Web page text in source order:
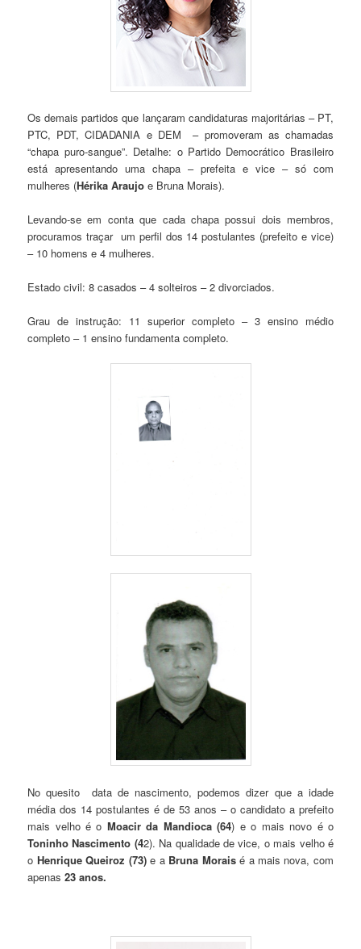
Os demais partidos que lançaram candidaturas majoritárias – PT,
PTC, PDT, CIDADANIA e DEM – promoveram as chamadas
“chapa puro-sangue”. Detalhe: o Partido Democrático Brasileiro
está apresentando uma chapa – prefeita e vice – só com
mulheres (Hérika Araujo e Bruna Morais).
Levando-se em conta que cada chapa possui dois membros,
procuramos traçar um perfil dos 14 postulantes (prefeito e vice)
– 10 homens e 4 mulheres.
Estado civil: 8 casados – 4 solteiros – 2 divorciados.
Grau de instrução: 11 superior completo – 3 ensino médio
completo – 1 ensino fundamenta completo.
No quesito data de nascimento, podemos dizer que a idade
média dos 14 postulantes é de 53 anos – o candidato a prefeito
mais velho é o Moacir da Mandioca (64) e o mais novo é o
Toninho Nascimento (42). Na qualidade de vice, o mais velho é
o Henrique Queiroz (73)e aBruna Moraisé a mais nova, com
apenas23 anos.